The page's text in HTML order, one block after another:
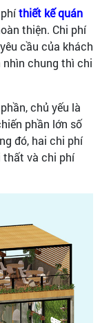
thiết kế quán
thiện. Chi phí
cầu của khách
nhìn chung thì chi
chủ yếu là
phần lớn số
đó, hai chi phí
thất và chi phí